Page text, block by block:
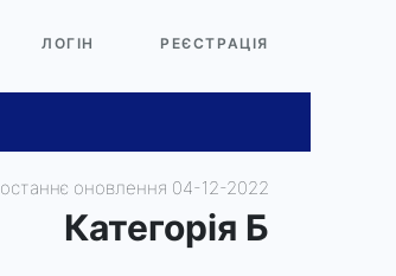
ЛОГІН РЕЄСТРАЦІЯ
останнє оновлення 04-12-2022
Категорiя Б